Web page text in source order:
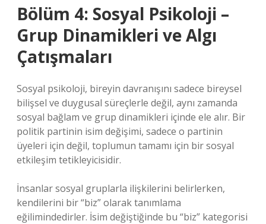
Bölüm 4: Sosyal Psikoloji –
Grup Dinamikleri ve Algı
Çatışmaları
Sosyal psikoloji, bireyin davranışını sadece bireysel
bilişsel ve duygusal süreçlerle değil, aynı zamanda
sosyal bağlam ve grup dinamikleri içinde ele alır. Bir
politik partinin isim değişimi, sadece o partinin
üyeleri için değil, toplumun tamamı için birsosyal
etkileşim tetikleyicisidir.
İnsanlar sosyal gruplarla ilişkilerini belirlerken,
kendilerini bir “biz” olarak tanımlama
eğilimindedirler. İsim değiştiğinde bu “biz” kategorisi